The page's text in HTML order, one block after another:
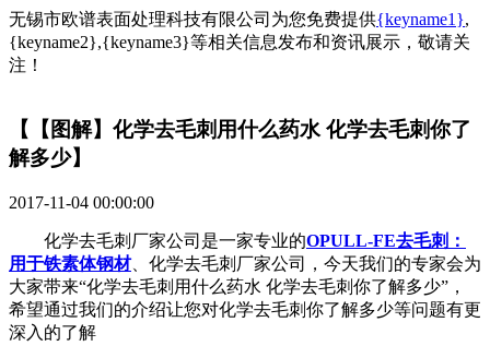
无锡市欧谱表面处理科技有限公司为您免费提供{keyname1},
{keyname2},{keyname3}等相关信息发布和资讯展示，敬请关
注！
【【图解】化学去毛刺用什么药水 化学去毛刺你了
解多少】
2017-11-04 00:00:00
化学去毛刺厂家公司是一家专业的OPULL-FE去毛刺：
用于铁素体钢材、化学去毛刺厂家公司，今天我们的专家会为
大家带来“化学去毛刺用什么药水 化学去毛刺你了解多少”，
希望通过我们的介绍让您对化学去毛刺你了解多少等问题有更
深入的了解